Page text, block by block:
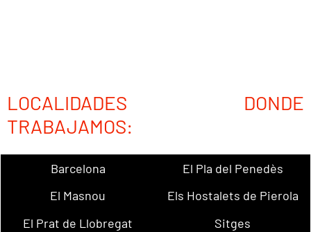
LOCALIDADES DONDE
TRABAJAMOS:
Barcelona
El Pla del Penedès
El Masnou
Els Hostalets de Pierola
El Prat de Llobregat
Sitges